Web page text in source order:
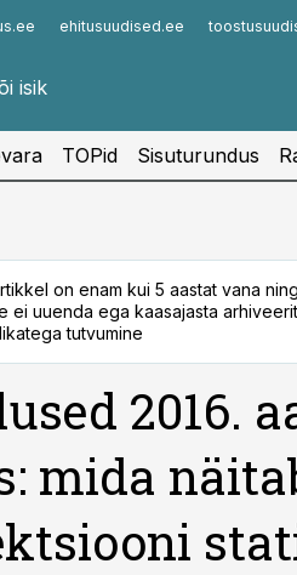
ehitusuudised.ee
TOPid Sisuturundus
on enam kui 5 aastat vana
ei uuenda ega kaasajasta
tutvumine
2016.
mida